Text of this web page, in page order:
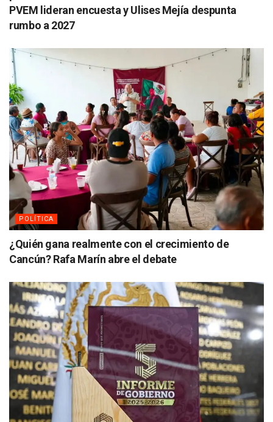
PVEM lideran encuesta y Ulises Mejía despunta
rumbo a 2027
POLÍTICA
¿Quién gana realmente con el crecimiento de
Cancún? Rafa Marín abre el debate